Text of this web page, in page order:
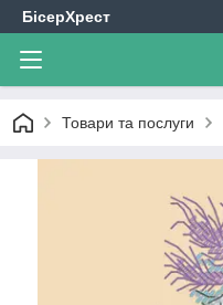
БісерХрест
Товари та послуги